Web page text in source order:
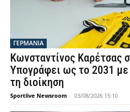
ΓΕΡΜΑΝΙΑ
Κωνσταντίνος Καρέτσας
Υπογράφει ως το 2031
τη διοίκηση
Sportlive Newsroom - 03/08/2026 15:10